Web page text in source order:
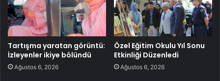
Tartışma yaratan görüntü:
İzleyenler ikiye bölündü
Ağustos 6, 2026
Özel Eğitim Okulu Yıl Sonu
Etkinliği Düzenledi
Ağustos 6, 2026